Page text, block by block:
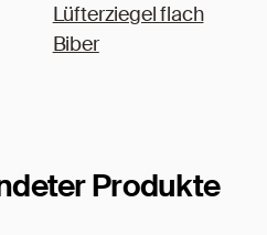
Lüfterziegel flach
Biber
Produkte